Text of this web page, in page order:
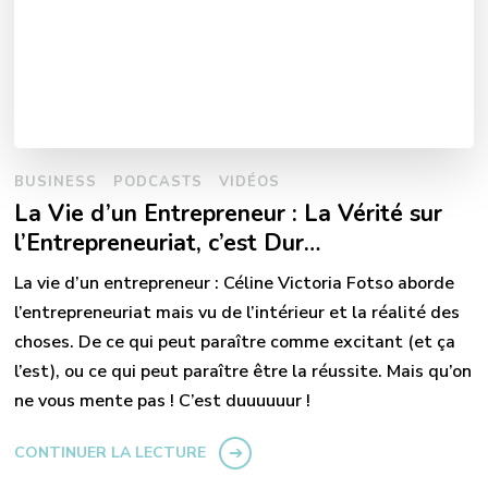
BUSINESS PODCASTS VIDÉOS
La Vie d’un Entrepreneur : La Vérité sur
l’Entrepreneuriat, c’est Dur…
La vie d’un entrepreneur : Céline Victoria Fotso aborde
l’entrepreneuriat mais vu de l’intérieur et la réalité des
choses. De ce qui peut paraître comme excitant (et ça
l’est), ou ce qui peut paraître être la réussite. Mais qu’on
ne vous mente pas ! C’est duuuuuur !
CONTINUER LA LECTURE